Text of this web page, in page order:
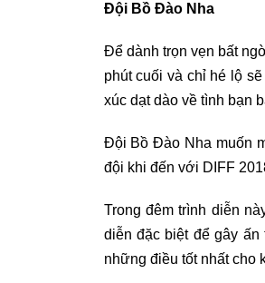
Đội Bồ Đào Nha
Để dành trọn vẹn bất
phút cuối và chỉ hé lộ
xúc dạt dào về tình bạn
Đội Bồ Đào Nha muốn
đội khi đến với DIFF
Trong đêm trình diễn
diễn đặc biệt để gây
những điều tốt nhất cho